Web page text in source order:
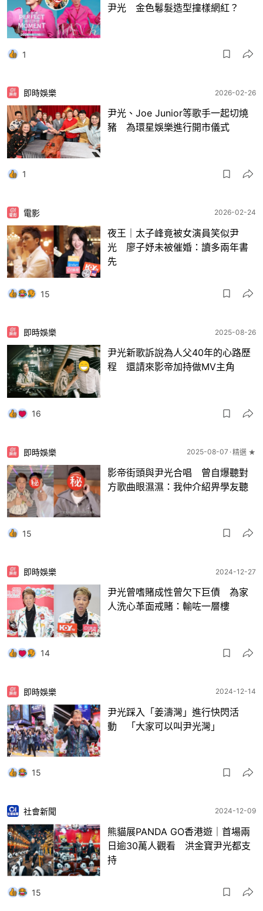
尹光 金色鬈髮造型撞樣網紅？
1
即時娛樂 2026-02-26
尹光、Joe Junior等歌手一起切燒
豬 為環星娛樂進行開市儀式
1
電影 2026-02-24
夜王｜太子峰竟被女演員笑似尹
光 廖子妤未被催婚：讀多兩年書
先
15
即時娛樂 2025-08-26
尹光新歌訴說為人父40年的心路歷
程 還請來影帝加持做MV主角
16
即時娛樂 2025-08-07 精選 ★
影帝街頭與尹光合唱 曾自爆聽對
方歌曲眼濕濕：我仲介紹畀學友聽
15
即時娛樂 2024-12-27
尹光曾嗜賭成性曾欠下巨債 為家
人洗心革面戒賭：輸咗一層樓
14
即時娛樂 2024-12-14
尹光踩入「姜濤灣」進行快閃活
動 「大家可以叫尹光灣」
15
社會新聞 2024-12-09
熊貓展PANDA GO香港遊｜首場兩
日逾30萬人觀看 洪金寶尹光都支
持
15